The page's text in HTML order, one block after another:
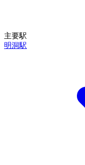
主要駅
明洞駅